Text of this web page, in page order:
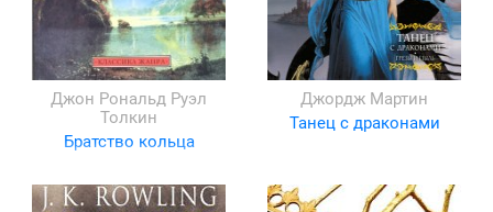
Джон Рональд Руэл
Толкин
Братство кольца
Джордж Мартин
Танец с драконами